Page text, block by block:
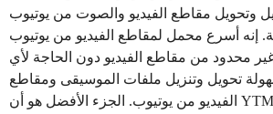
وتحويل مقاطع الفيديو والصوت من يوتيوب
إنه أسرع محمل لمقاطع الفيديو من يوتيوب
محدود من مقاطع الفيديو دون الحاجة لأي
تحويل وتنزيل ملفات الموسيقى ومقاطع
الفيديو من يوتيوب. الجزء الأفضل هو أن YTMP3 مجاني تمامًا، مما